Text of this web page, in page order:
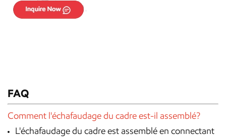
FAQ
Comment l'échafaudage du cadre est-il assemblé?
L'échafaudage du cadre est assemblé en connectant